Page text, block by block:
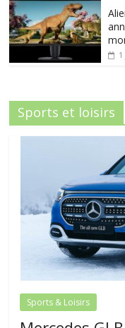
Sports et loisirs
Sports & Loisirs